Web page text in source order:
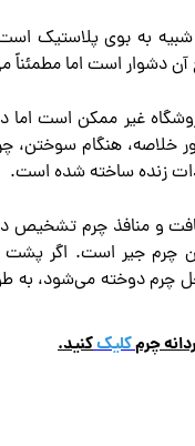
به بوی پلاستیک
دشوار است اما
غیر ممکن است
هنگام سوختن،
زنده ساخته شده است.
و منافذ چرم تشخیص
چرم جیر است. اگر
دوخته می‌شود، به
چرمکلیککنید.